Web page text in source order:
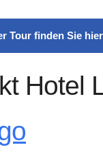
Tour finden Sie hier
Hotel